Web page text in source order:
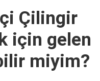
Çilingir
için gelen
miyim?